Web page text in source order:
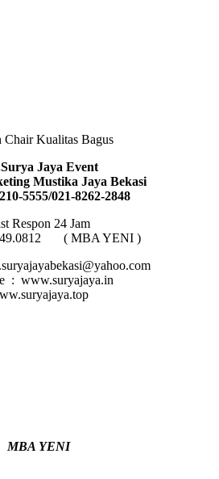
Chair Kualitas Bagus
Jaya Event
Mustika Jaya Bekasi
5555/021-8262-2848
Respon 24 Jam
( MBA YENI )
: www.suryajaya.in
MBA YENI